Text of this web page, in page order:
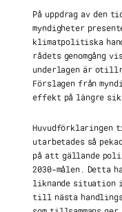
På uppdrag av den
myndigheter
klimatpolitiska
rådets genomgång
underlagen är
Förslagen från
effekt på längre
utarbetades så
på att gällande
2030-målen. Detta
liknande situation
till nästa